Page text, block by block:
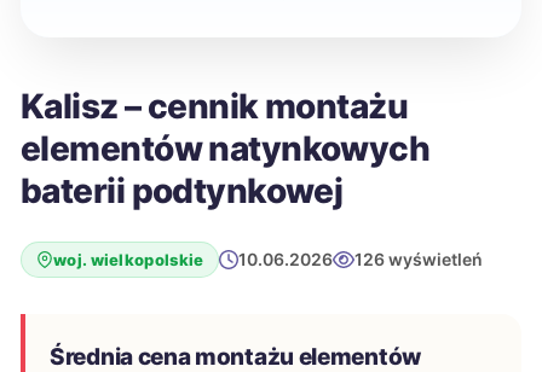
Kalisz – cennik montażu
elementów natynkowych
baterii podtynkowej
woj. wielkopolskie 10.06.2026 126 wyświetleń
Średnia cena montażu elementów